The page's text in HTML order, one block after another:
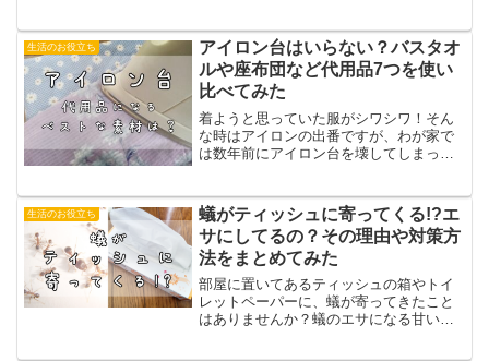
せん。しかしそんなスタバが20%オフに
なるという情報が！そこ...
生活のお役立ち
アイロン台はいらない？バスタオ
ルや座布団など代用品7つを使い
比べてみた
着ようと思っていた服がシワシワ！そん
な時はアイロンの出番ですが、わが家で
は数年前にアイロン台を壊してしまって
り。それでもハンカチ、シャツなど、ち
ゃんときれいにアイロンが...
生活のお役立ち
蟻がティッシュに寄ってくる!?エ
サにしてるの？その理由や対策方
法をまとめてみた
部屋に置いてあるティッシュの箱やトイ
レットペーパーに、蟻が寄ってきたこと
はありませんか？蟻のエサになる甘いも